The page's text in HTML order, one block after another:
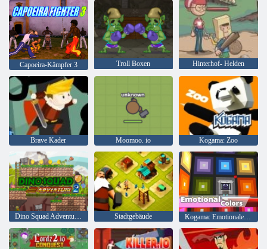
Capoeira-Kämpfer 3 Troll Boxen Hinterhof- Helden
Brave Kader Moomoo. io Kogama: Zoo
Stadtgebäude Kogama: Emotionale Farben